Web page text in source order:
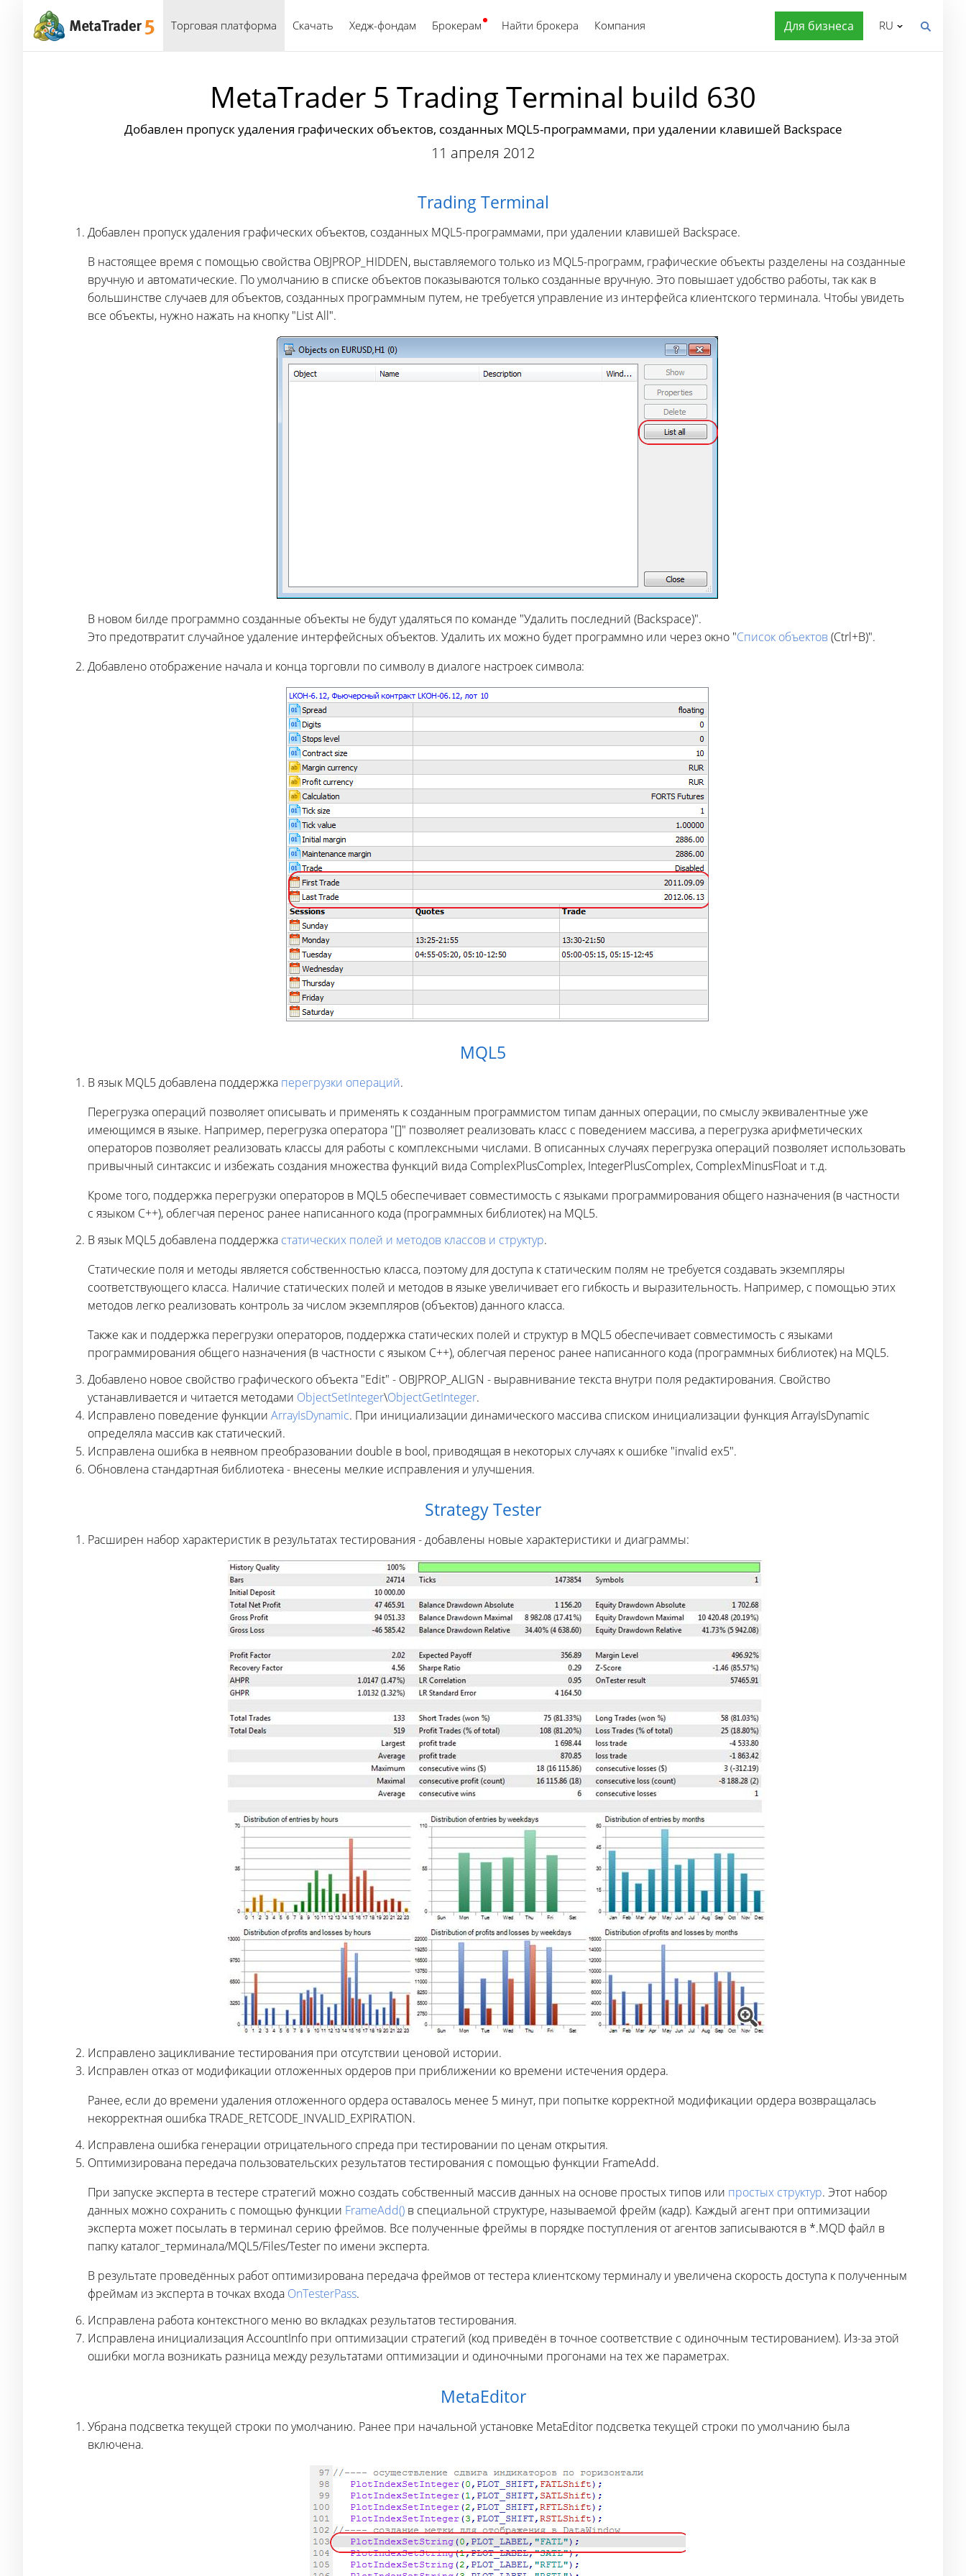
Торговая платформа Скачать Хедж-фондам Брокерам Найти брокера Компания Для бизнеса
Русский RU
MetaTrader 5 Trading Terminal build 630
Добавлен пропуск удаления графических объектов, созданных MQL5-программами, при удалении клавишей Backspace
11 апреля 2012
Trading Terminal
Добавлен пропуск удаления графических объектов, созданных MQL5-программами, при удалении клавишей Backspace.
В настоящее время с помощью свойства OBJPROP_HIDDEN, выставляемого только из MQL5-программ, графические объекты разделены на созданные
вручную и автоматические. По умолчанию в списке объектов показываются только созданные вручную. Это повышает удобство работы, так как в
большинстве случаев для объектов, созданных программным путем, не требуется управление из интерфейса клиентского терминала. Чтобы увидеть
все объекты, нужно нажать на кнопку "List All".
В новом билде программно созданные объекты не будут удаляться по команде "Удалить последний (Backspace)".
Это предотвратит случайное удаление интерфейсных объектов. Удалить их можно будет программно или через окно "Список объектов(Ctrl+B)".
Добавлено отображение начала и конца торговли по символу в диалоге настроек символа:
MQL5
В язык MQL5 добавлена поддержка перегрузки операций.
Перегрузка операций позволяет описывать и применять к созданным программистом типам данных операции, по смыслу эквивалентные уже
имеющимся в языке. Например, перегрузка оператора "[]" позволяет реализовать класс с поведением массива, а перегрузка арифметических
операторов позволяет реализовать классы для работы с комплексными числами. В описанных случаях перегрузка операций позволяет использовать
привычный синтаксис и избежать создания множества функций вида ComplexPlusComplex, IntegerPlusComplex, ComplexMinusFloat и т.д.
Кроме того, поддержка перегрузки операторов в MQL5 обеспечивает совместимость с языками программирования общего назначения (в частности
с языком С++), облегчая перенос ранее написанного кода (программных библиотек) на MQL5.
В язык MQL5 добавлена поддержка статических полей и методов классов и структур.
Статические поля и методы является собственностью класса, поэтому для доступа к статическим полям не требуется создавать экземпляры
соответствующего класса. Наличие статических полей и методов в языке увеличивает его гибкость и выразительность. Например, с помощью этих
методов легко реализовать контроль за числом экземпляров (объектов) данного класса.
Также как и поддержка перегрузки операторов, поддержка статических полей и структур в MQL5 обеспечивает совместимость с языками
программирования общего назначения (в частности с языком С++), облегчая перенос ранее написанного кода (программных библиотек) на MQL5.
Добавлено новое свойство графического объекта "Edit" - OBJPROP_ALIGN - выравнивание текста внутри поля редактирования. Свойство
устанавливается и читается методами ObjectSetInteger\ObjectGetInteger.
Исправлено поведение функции ArrayIsDynamic. При инициализации динамического массива списком инициализации функция ArrayIsDynamic
определяла массив как статический.
Исправлена ошибка в неявном преобразовании double в bool, приводящая в некоторых случаях к ошибке "invalid ex5".
Обновлена стандартная библиотека - внесены мелкие исправления и улучшения.
Strategy Tester
Расширен набор характеристик в результатах тестирования - добавлены новые характеристики и диаграммы:
Исправлено зацикливание тестирования при отсутствии ценовой истории.
Исправлен отказ от модификации отложенных ордеров при приближении ко времени истечения ордера.
Ранее, если до времени удаления отложенного ордера оставалось менее 5 минут, при попытке корректной модификации ордера возвращалась
некорректная ошибка TRADE_RETCODE_INVALID_EXPIRATION.
Исправлена ошибка генерации отрицательного спреда при тестировании по ценам открытия.
Оптимизирована передача пользовательских результатов тестирования с помощью функции FrameAdd.
При запуске эксперта в тестере стратегий можно создать собственный массив данных на основе простых типов или простых структур. Этот набор
данных можно сохранить с помощью функции FrameAdd() в специальной структуре, называемой фрейм (кадр). Каждый агент при оптимизации
эксперта может посылать в терминал серию фреймов. Все полученные фреймы в порядке поступления от агентов записываются в *.MQD файл в
папку каталог_терминала/MQL5/Files/Tester по имени эксперта.
В результате проведённых работ оптимизирована передача фреймов от тестера клиентскому терминалу и увеличена скорость доступа к полученным
фреймам из эксперта в точках входа OnTesterPass.
Исправлена работа контекстного меню во вкладках результатов тестирования.
Исправлена инициализация AccountInfo при оптимизации стратегий (код приведён в точное соответствие с одиночным тестированием). Из-за этой
ошибки могла возникать разница между результатами оптимизации и одиночными прогонами на тех же параметрах.
MetaEditor
Убрана подсветка текущей строки по умолчанию. Ранее при начальной установке MetaEditor подсветка текущей строки по умолчанию была
включена.